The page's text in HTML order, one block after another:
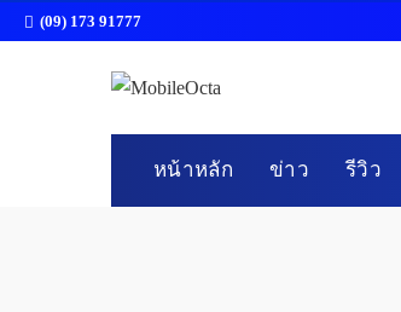
(09) 173 91777
หน้าหลัก ข่าว รีวิว